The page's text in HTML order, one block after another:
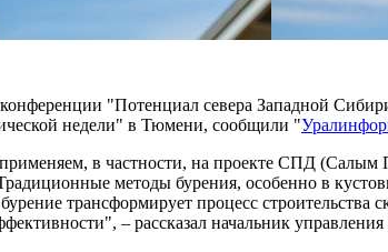
"Потенциал севера Западной
недели" в Тюмени, сообщили "
в частности, на проекте СПД (Салым
методы бурения, особенно в
трансформирует процесс строительства
– рассказал начальник